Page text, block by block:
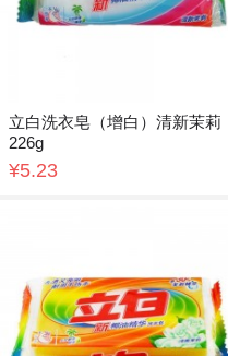
立白洗衣皂（增白）清新茉莉
226g
¥5.23